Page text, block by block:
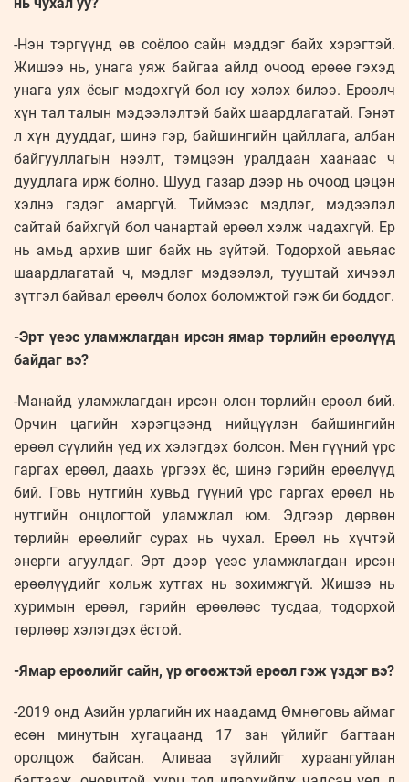
-Нэн тэргүүнд өв соёлоо сайн мэддэг байх хэрэгтэй.
Жишээ нь, унага уяж байгаа айлд очоод ерөөе гэхэд
унага уях ёсыг мэдэхгүй бол юу хэлэх билээ. Ерөөлч
хүн тал талын мэдээлэлтэй байх шаардлагатай. Гэнэт
л хүн дууддаг, шинэ гэр, байшингийн цайллага, албан
байгууллагын нээлт, тэмцээн уралдаан хаанаас ч
дуудлага ирж болно. Шууд газар дээр нь очоод цэцэн
хэлнэ гэдэг амаргүй. Тиймээс мэдлэг, мэдээлэл
сайтай байхгүй бол чанартай ерөөл хэлж чадахгүй. Ер
нь амьд архив шиг байх нь зүйтэй. Тодорхой авьяас
шаардлагатай ч, мэдлэг мэдээлэл, тууштай хичээл
зүтгэл байвал ерөөлч болох боломжтой гэж би боддог.
-Эрт үеэс уламжлагдан ирсэн ямар төрлийн ерөөлүүд
байдаг вэ?
-Манайд уламжлагдан ирсэн олон төрлийн ерөөл бий.
Орчин цагийн хэрэгцээнд нийцүүлэн байшингийн
ерөөл сүүлийн үед их хэлэгдэх болсон. Мөн гүүний үрс
гаргах ерөөл, даахь үргээх ёс, шинэ гэрийн ерөөлүүд
бий. Говь нутгийн хувьд гүүний үрс гаргах ерөөл нь
нутгийн онцлогтой уламжлал юм. Эдгээр дөрвөн
төрлийн ерөөлийг сурах нь чухал. Ерөөл нь хүчтэй
энерги агуулдаг. Эрт дээр үеэс уламжлагдан ирсэн
ерөөлүүдийг хольж хутгах нь зохимжгүй. Жишээ нь
хуримын ерөөл, гэрийн ерөөлөөс тусдаа, тодорхой
төрлөөр хэлэгдэх ёстой.
-Ямар ерөөлийг сайн, үр өгөөжтэй ерөөл гэж үздэг вэ?
-2019 онд Азийн урлагийн их наадамд Өмнөговь аймаг
есөн минутын хугацаанд 17 зан үйлийг багтаан
оролцож байсан. Аливаа зүйлийг хураангуйлан